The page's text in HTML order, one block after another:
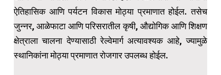
ऐतिहासिक आणि पर्यटन विकास मोठ्या प्रमाणात होईल. तसेच
जुन्नर, आळेफाटा आणि परिसरातील कृषी, औद्योगिक आणि शिक्षण
क्षेत्राला चालना देण्यासाठी रेल्वेमार्ग अत्यावश्यक आहे, ज्यामुळे
स्थानिकांना मोठ्या प्रमाणात रोजगार उपलब्ध होईल.